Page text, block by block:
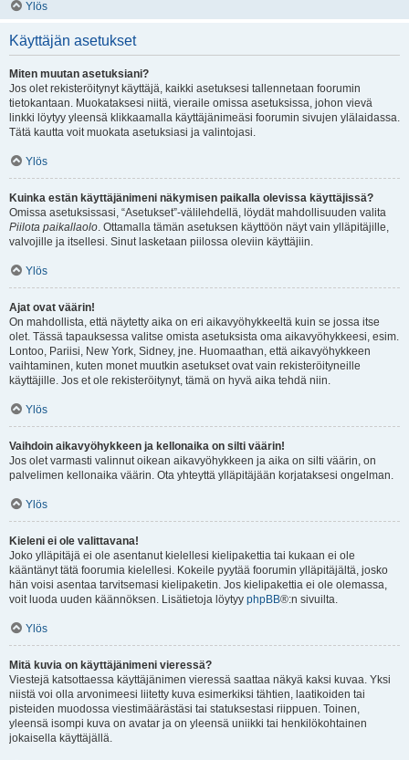
Ylös
Käyttäjän asetukset
Miten muutan asetuksiani?
Jos olet rekisteröitynyt käyttäjä, kaikki asetuksesi tallennetaan foorumin
tietokantaan. Muokataksesi niitä, vieraile omissa asetuksissa, johon vievä
linkki löytyy yleensä klikkaamalla käyttäjänimeäsi foorumin sivujen ylälaidassa.
Tätä kautta voit muokata asetuksiasi ja valintojasi.
Ylös
Kuinka estän käyttäjänimeni näkymisen paikalla olevissa käyttäjissä?
Omissa asetuksissasi, “Asetukset”-välilehdellä, löydät mahdollisuuden valita
Piilota paikallaolo. Ottamalla tämän asetuksen käyttöön näyt vain ylläpitäjille,
valvojille ja itsellesi. Sinut lasketaan piilossa oleviin käyttäjiin.
Ylös
Ajat ovat väärin!
On mahdollista, että näytetty aika on eri aikavyöhykkeeltä kuin se jossa itse
olet. Tässä tapauksessa valitse omista asetuksista oma aikavyöhykkeesi, esim.
Lontoo, Pariisi, New York, Sidney, jne. Huomaathan, että aikavyöhykkeen
vaihtaminen, kuten monet muutkin asetukset ovat vain rekisteröityneille
käyttäjille. Jos et ole rekisteröitynyt, tämä on hyvä aika tehdä niin.
Ylös
Vaihdoin aikavyöhykkeen ja kellonaika on silti väärin!
Jos olet varmasti valinnut oikean aikavyöhykkeen ja aika on silti väärin, on
palvelimen kellonaika väärin. Ota yhteyttä ylläpitäjään korjataksesi ongelman.
Ylös
Kieleni ei ole valittavana!
Joko ylläpitäjä ei ole asentanut kielellesi kielipakettia tai kukaan ei ole
kääntänyt tätä foorumia kielellesi. Kokeile pyytää foorumin ylläpitäjältä, josko
hän voisi asentaa tarvitsemasi kielipaketin. Jos kielipakettia ei ole olemassa,
voit luoda uuden käännöksen. Lisätietoja löytyy phpBB®:n sivuilta.
Ylös
Mitä kuvia on käyttäjänimeni vieressä?
Viestejä katsottaessa käyttäjänimen vieressä saattaa näkyä kaksi kuvaa. Yksi
niistä voi olla arvonimeesi liitetty kuva esimerkiksi tähtien, laatikoiden tai
pisteiden muodossa viestimäärästäsi tai statuksestasi riippuen. Toinen,
yleensä isompi kuva on avatar ja on yleensä uniikki tai henkilökohtainen
jokaisella käyttäjällä.